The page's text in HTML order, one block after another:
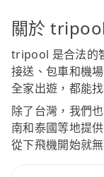
關於
tripool 是合法的
接送、包車和機
全家出遊，都能
除了台灣，我們
南和泰國等地提
從下飛機開始就